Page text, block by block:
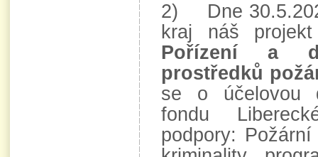
2) Dne
kraj náš
Pořízení a
prostředků
se o účelovou
fondu
podpory: